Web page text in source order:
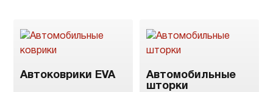
Автоковрики EVA
Автомобильные
шторки